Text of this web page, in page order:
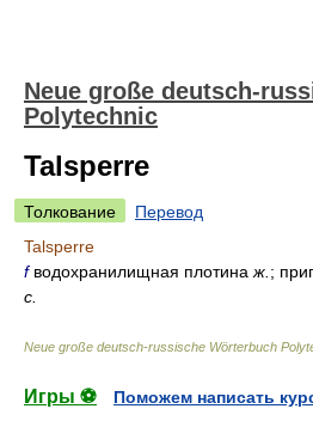
Neue große deutsch-
Polytechnic
Talsperre
Толкование
Перевод
Talsperre
fводохранилищная плотина ж. ;
с.
Neue große deutsch-russische Wörterbuch
Игры ⚽
Поможем написать